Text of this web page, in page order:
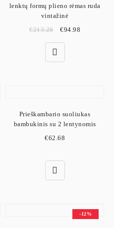
lenktų formų plieno rėmas ruda
vintažinė
€213.28 €94.98
Prieškambario suoliukas
bambukinis su 2 lentynomis
€62.68
-12%